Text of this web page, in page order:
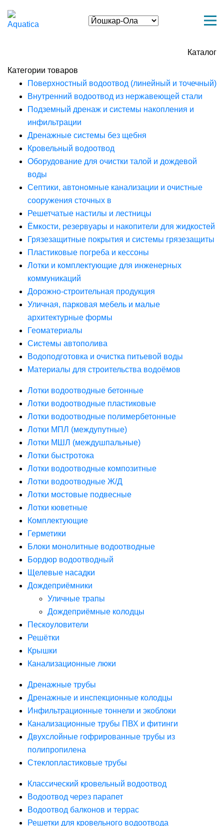
Каталог
Категории товаров
Поверхностный водоотвод (линейный и точечный)
Внутренний водоотвод из нержавеющей стали
Подземный дренаж и системы накопления и
инфильтрации
Дренажные системы без щебня
Кровельный водоотвод
Оборудование для очистки талой и дождевой
воды
Септики, автономные канализации и очистные
сооружения сточных в
Решетчатые настилы и лестницы
Ёмкости, резервуары и накопители для жидкостей
Грязезащитные покрытия и системы грязезащиты
Пластиковые погреба и кессоны
Лотки и комплектующие для инженерных
коммуникаций
Дорожно-строительная продукция
Уличная, парковая мебель и малые
архитектурные формы
Геоматериалы
Системы автополива
Водоподготовка и очистка питьевой воды
Материалы для строительства водоёмов
Лотки водоотводные бетонные
Лотки водоотводные пластиковые
Лотки водоотводные полимербетонные
Лотки МПЛ (междупутные)
Лотки МШЛ (междушпальные)
Лотки быстротока
Лотки водоотводные композитные
Лотки водоотводные Ж/Д
Лотки мостовые подвесные
Лотки кюветные
Комплектующие
Герметики
Блоки монолитные водоотводные
Бордюр водоотводный
Щелевые насадки
Дождеприёмники
Уличные трапы
Дождеприёмные колодцы
Пескоуловители
Решётки
Крышки
Канализационные люки
Дренажные трубы
Дренажные и инспекционные колодцы
Инфильтрационные тоннели и экоблоки
Канализационные трубы ПВХ и фитинги
Двухслойные гофрированные трубы из
полипропилена
Стеклопластиковые трубы
Классический кровельный водоотвод
Водоотвод через парапет
Водоотвод балконов и террас
Решетки для кровельного водоотвода